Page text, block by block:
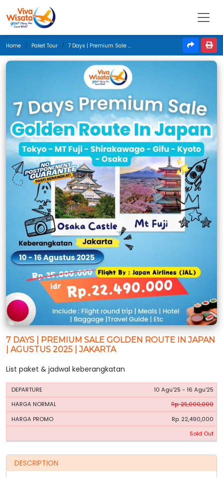
Home Paket Tour 7 Days | Premium Sale Golden Route In Japan | Agustus 2025 | Jakarta
7 DAYS | PREMIUM SALE GOLDEN ROUTE IN JAPAN
| AGUSTUS 2025 | JAKARTA
List paket & jadwal keberangkatan
PERIODE
HARGA
10 Agu'25 - 16 Agu'25
Rp. 25,000,000
Rp. 22,490,000
Sold Out
DESCRIPTION